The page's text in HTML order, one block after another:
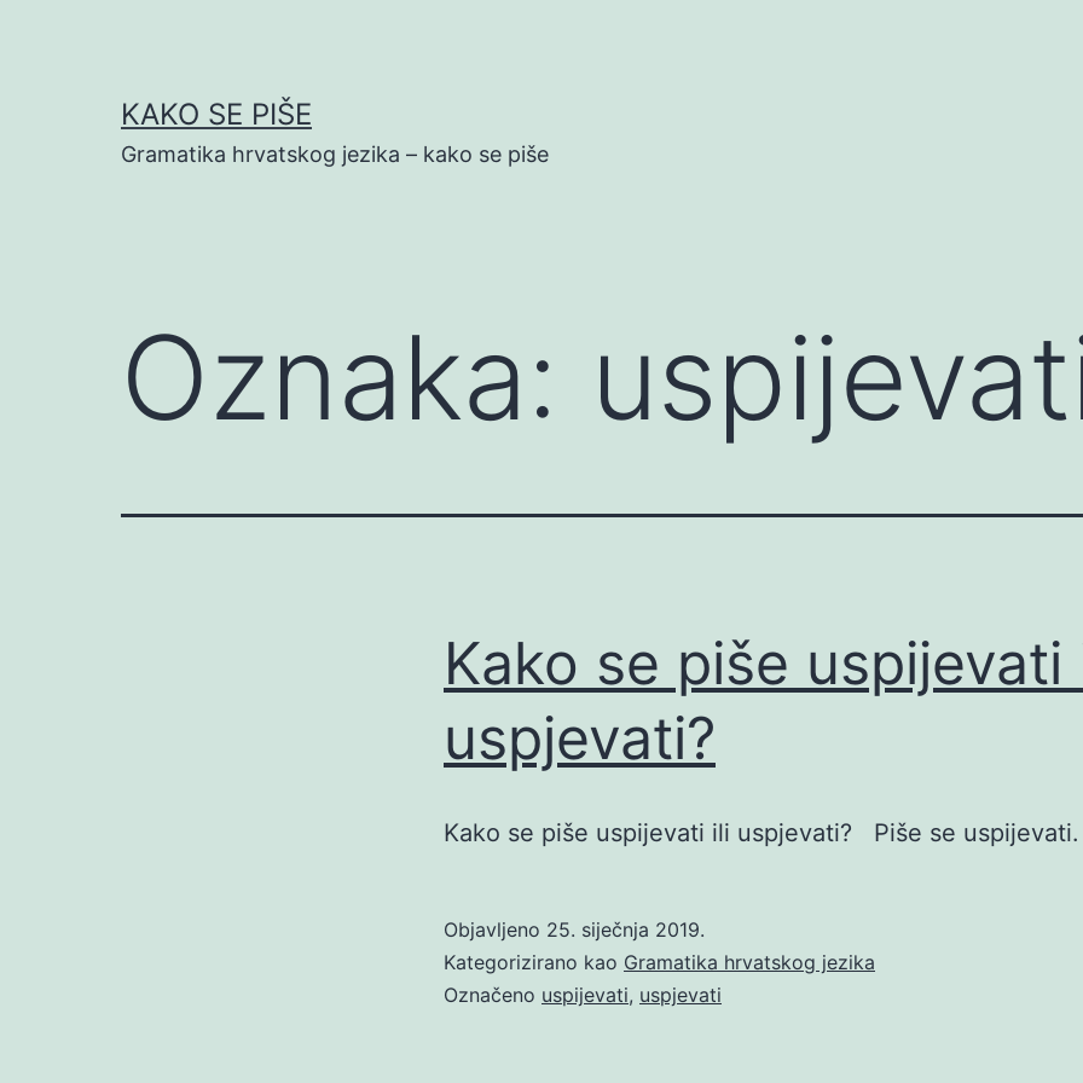
KAKO SE PIŠE
Gramatika hrvatskog jezika – kako se piše
Oznaka:
Kako se piše uspijevati
uspjevati?
Kako se piše uspijevati ili uspjevati? Piše se uspijevati.
Objavljeno 25. siječnja 2019.
Kategorizirano kao Gramatika hrvatskog jezika
Označeno uspijevati, uspjevati